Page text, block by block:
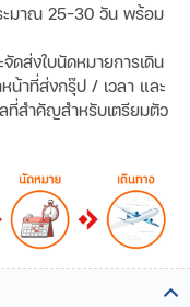
ะมาณ 25-30 วัน พร้อม
ดส่งใบนัดหมายการเดิน
น้าที่ส่งกรุ๊ป / เวลา และ
ที่สำคัญสำหรับเตรียมตัว